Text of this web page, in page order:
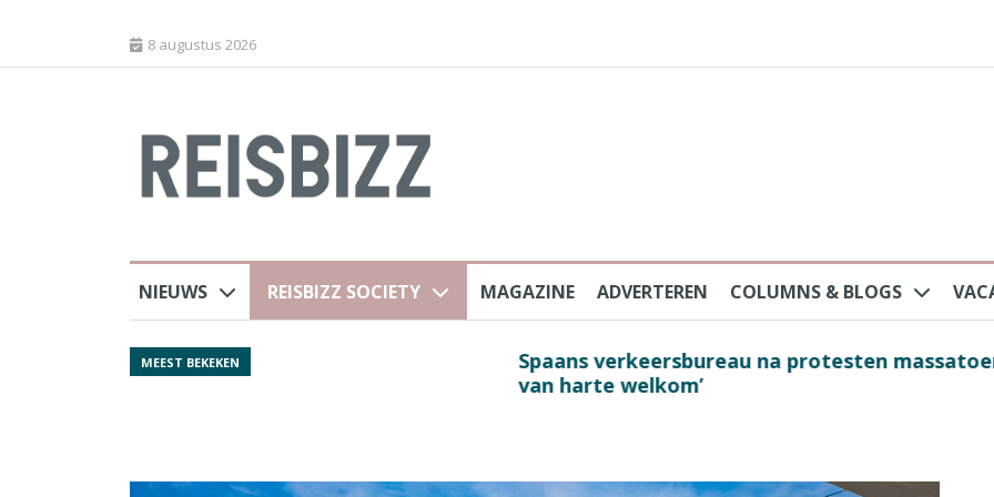
8 augustus 2026
NIEUWS REISBIZZ SOCIETY MAGAZINE ADVERTEREN COLUMNS & BLOGS
MEEST BEKEKEN
Spaans verkeersbureau na protesten massatoerisme: ‘Nederlandse